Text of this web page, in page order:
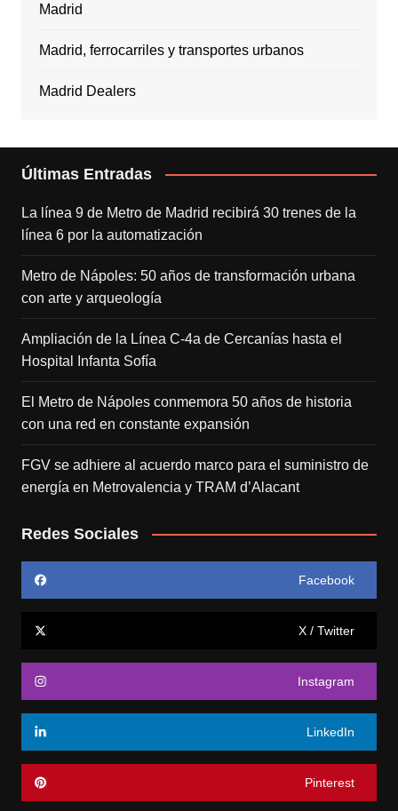
Madrid
Madrid, ferrocarriles y transportes urbanos
Madrid Dealers
Últimas Entradas
La línea 9 de Metro de Madrid recibirá 30 trenes de la
línea 6 por la automatización
Metro de Nápoles: 50 años de transformación urbana
con arte y arqueología
Ampliación de la Línea C-4a de Cercanías hasta el
Hospital Infanta Sofía
El Metro de Nápoles conmemora 50 años de historia
con una red en constante expansión
FGV se adhiere al acuerdo marco para el suministro de
energía en Metrovalencia y TRAM d’Alacant
Redes Sociales
Facebook
X / Twitter
Instagram
LinkedIn
Pinterest